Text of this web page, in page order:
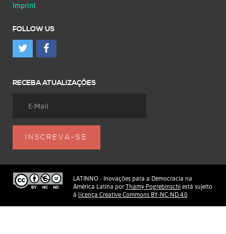
Imprint
FOLLOW US
RECEBA ATUALIZAÇÕES
LATINNO - Inovações para a Democracia na
América Latina por Thamy Pogrebinschi está sujeito
à licença Creative Commons BY-NC-ND 4.0.